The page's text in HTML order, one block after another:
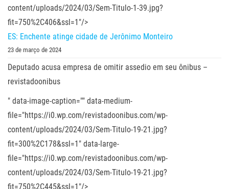
content/uploads/2024/03/Sem-Titulo-1-39.jpg?
fit=750%2C406&ssl=1"/>
ES: Enchente atinge cidade de Jerônimo Monteiro
23 de março de 2024
Deputado acusa empresa de omitir assedio em seu ônibus –
revistadoonibus
" data-image-caption="" data-medium-
file="https://i0.wp.com/revistadoonibus.com/wp-
content/uploads/2024/03/Sem-Titulo-19-21.jpg?
fit=300%2C178&ssl=1" data-large-
file="https://i0.wp.com/revistadoonibus.com/wp-
content/uploads/2024/03/Sem-Titulo-19-21.jpg?
fit=750%2C445&ssl=1"/>